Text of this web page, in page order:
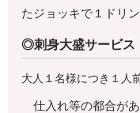
たジョッキで１ドリ
◎刺身大盛サービス
大人１名様につき１人
仕入れ等の都合が